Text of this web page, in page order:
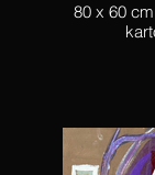
80 x 60